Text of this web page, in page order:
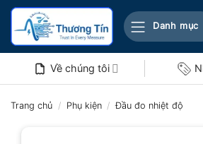
Bỏ
nội
Danh mục
Về chúng tôi
Trang chủ / Phụ kiện / Đầu đo nhiệt độ